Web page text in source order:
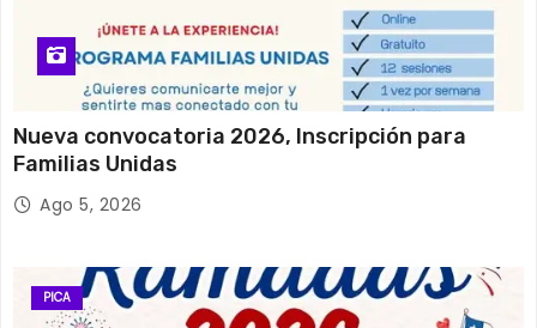
Nueva convocatoria 2026, Inscripción para
Familias Unidas
Ago 5, 2026
PICA